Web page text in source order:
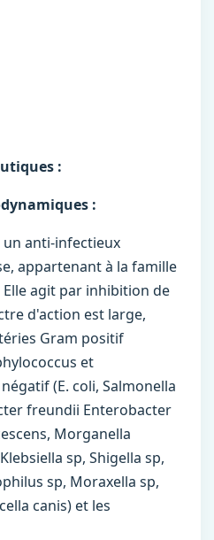
:
:
anti-infectieux
appartenant à la famille
agit par inhibition de
d'action est large,
Gram positif
et
(E. coli, Salmonella
freundii Enterobacter
Morganella
sp, Shigella sp,
sp, Moraxella sp,
canis) et les